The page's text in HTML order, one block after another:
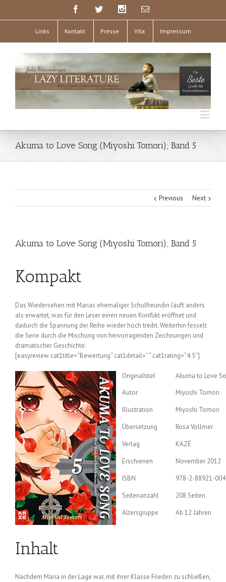
Links Kontakt Presse Vita Impressum
Akuma to Love Song (Miyoshi Tomori); Band 5
Previous Next
Akuma to Love Song (Miyoshi Tomori); Band 5
Kompakt
Das Wiedersehen mit Marias ehemaliger Schulfreundin läuft anders
als erwartet, was für den Leser einen neuen Konflikt eröffnet und
dadurch die Spannung der Reihe wieder hoch treibt. Weiterhin fesselt
die Serie durch die Mischung von hervorragenden Zeichnungen und
dramatischer Geschichte.
[easyreview cat1title=“Bewertung“ cat1detail=“ “ cat1rating=“4.5″]
Originaltitel
Akuma to Love
Autor
Miyoshi Tomori
Illustration
Miyoshi Tomori
Übersetzung
Rosa Vollmer
Verlag
KAZÉ
Erschienen
November 2012
ISBN
978-2-88921-
Seitenanzahl
208 Seiten
Altersgruppe
Ab 12 Jahren
Inhalt
Nachdem Maria in der Lage war, mit ihrer Klasse Frieden zu schließen,